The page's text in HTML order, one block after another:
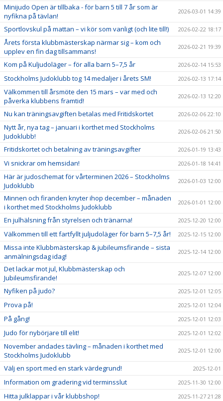
Minijudo Open är tillbaka - för barn 5 till 7 år som är
nyfikna på tävlan!
2026-03-01 14:39
Sportlovskul på mattan – vi kör som vanligt (och lite till!) 2026-02-22 18:17
Årets första klubbmästerskap närmar sig – kom och
upplev en fin dag tillsammans!
2026-02-21 19:39
Kom på Kuljudoläger – för alla barn 5–7,5 år 2026-02-14 15:53
Stockholms Judoklubb tog 14 medaljer i årets SM! 2026-02-13 17:14
Välkommen till årsmöte den 15 mars – var med och
påverka klubbens framtid!
2026-02-13 12:20
Nu kan träningsavgiften betalas med Fritidskortet 2026-02-06 22:10
Nytt år, nya tag – januari i korthet med Stockholms
Judoklubb!
2026-02-06 21:50
Fritidskortet och betalning av träningsavgifter 2026-01-19 13:43
Vi snickrar om hemsidan! 2026-01-18 14:41
Här är judoschemat för vårterminen 2026 – Stockholms
Judoklubb
2026-01-03 12:00
Minnen och firanden knyter ihop december – månaden
i korthet med Stockholms Judoklubb
2026-01-01 12:00
En julhälsning från styrelsen och tränarna! 2025-12-20 12:00
Välkommen till ett fartfyllt juljudoläger för barn 5–7,5 år! 2025-12-15 12:00
Missa inte Klubbmästerskap & jubileumsfirande – sista
anmälningsdag idag!
2025-12-14 12:00
Det lackar mot jul, Klubbmästerskap och
Jubileumsfirande!
2025-12-07 12:00
Nyfiken på judo? 2025-12-01 12:05
Prova på! 2025-12-01 12:04
På gång! 2025-12-01 12:03
Judo för nybörjare till elit! 2025-12-01 12:02
November andades tävling – månaden i korthet med
Stockholms Judoklubb
2025-12-01 12:00
Välj en sport med en stark värdegrund! 2025-12-01
Information om gradering vid terminsslut 2025-11-30 12:00
Hitta julklappar i vår klubbshop! 2025-11-27 21:28